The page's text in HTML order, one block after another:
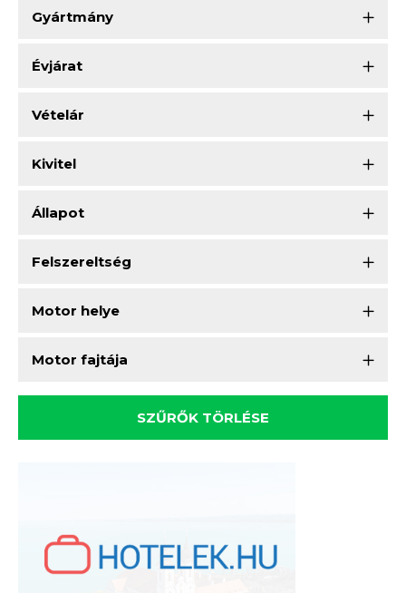
Gyártmány
Évjárat
Vételár
Kivitel
Állapot
Felszereltség
Motor helye
Motor fajtája